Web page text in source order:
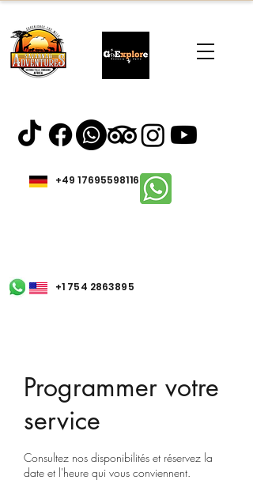
+49 17695598116
+1 754 2863895
Programmer votre
service
Consultez nos disponibilités et réservez la
date et l'heure qui vous conviennent.